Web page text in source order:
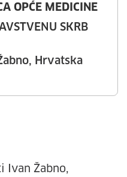
OPĆE MEDICINE
SKRB
Hrvatska
Ivan Žabno,